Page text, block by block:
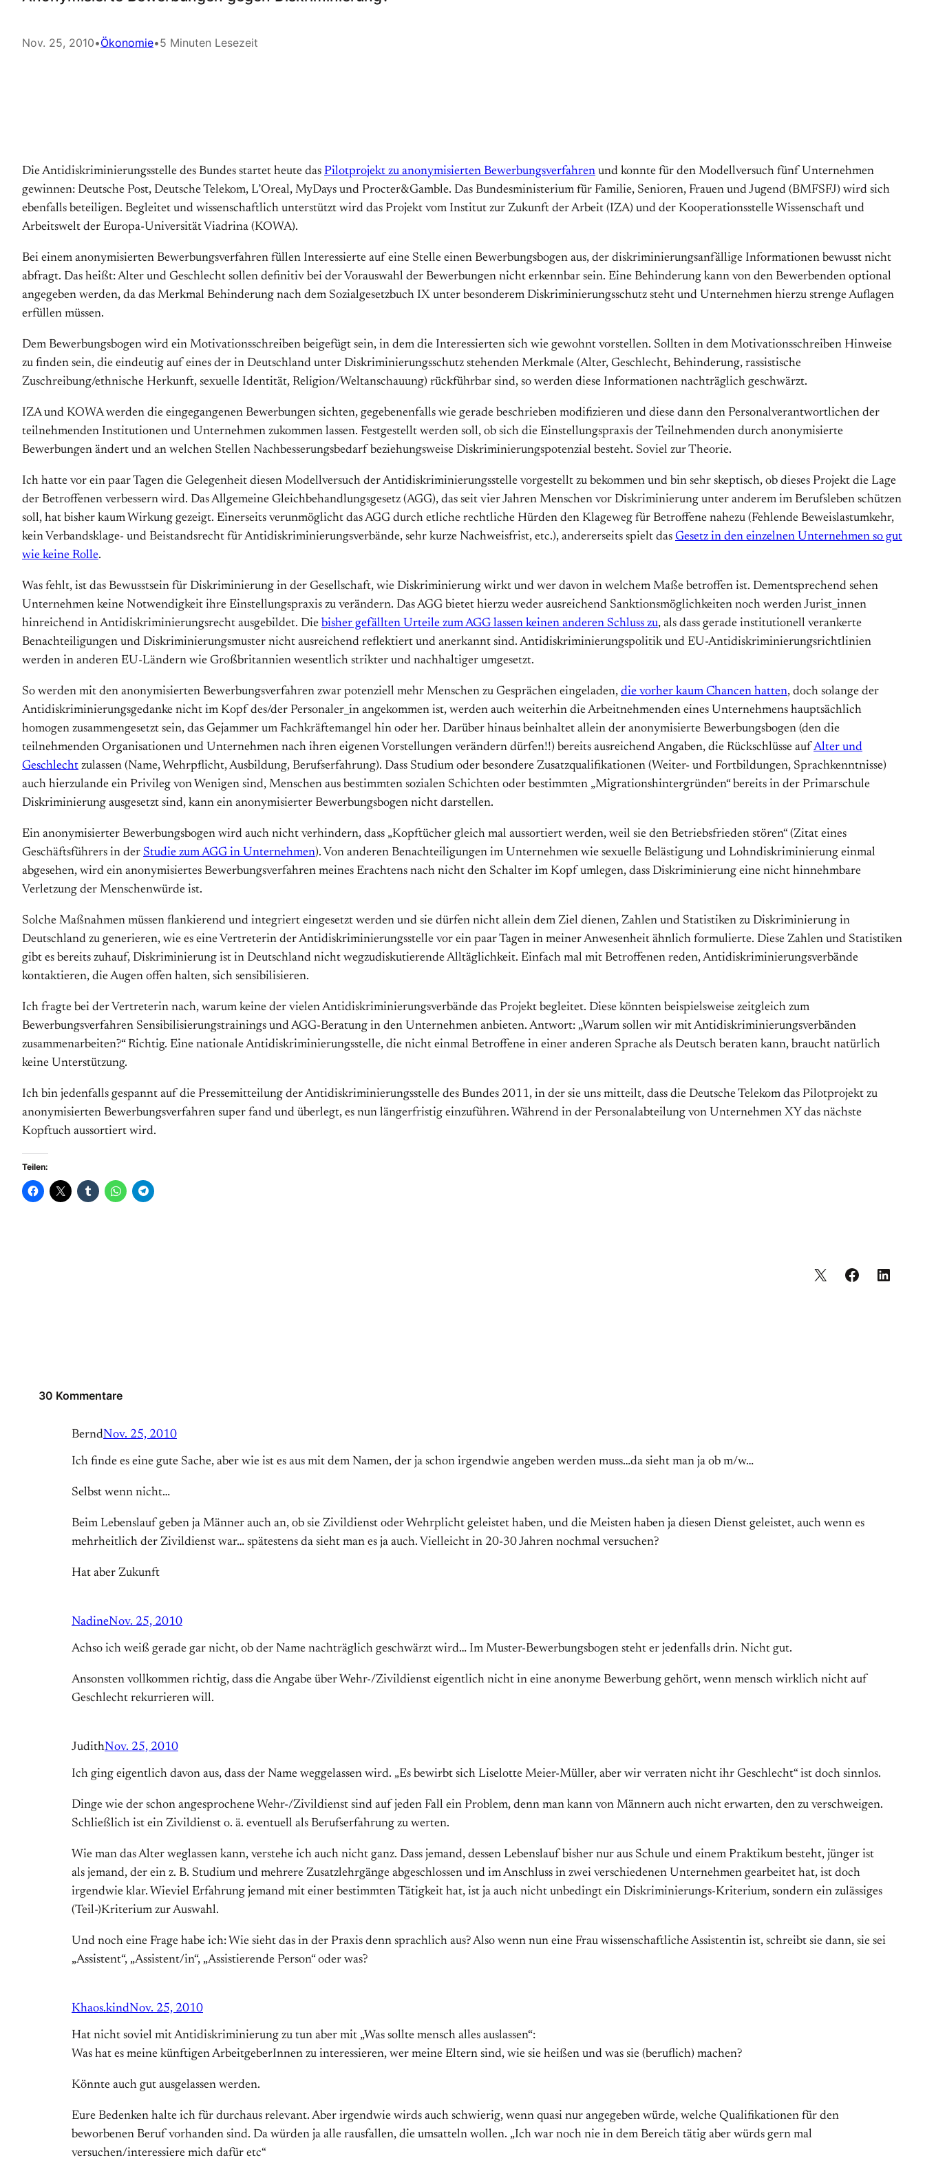
Nov. 25, 2010•Ökonomie•5 Minuten Lesezeit
Die Antidiskriminierungsstelle des Bundes startet heute das Pilotprojekt zu anonymisierten Bewerbungsverfahren und konnte für den Modellversuch fünf Unternehmen
gewinnen: Deutsche Post, Deutsche Telekom, L’Oreal, MyDays und Procter&Gamble. Das Bundesministerium für Familie, Senioren, Frauen und Jugend (BMFSFJ) wird sich
ebenfalls beteiligen. Begleitet und wissenschaftlich unterstützt wird das Projekt vom Institut zur Zukunft der Arbeit (IZA) und der Kooperationsstelle Wissenschaft und
Arbeitswelt der Europa-Universität Viadrina (KOWA).
Bei einem anonymisierten Bewerbungsverfahren füllen Interessierte auf eine Stelle einen Bewerbungsbogen aus, der diskriminierungsanfällige Informationen bewusst nicht
abfragt. Das heißt: Alter und Geschlecht sollen definitiv bei der Vorauswahl der Bewerbungen nicht erkennbar sein. Eine Behinderung kann von den Bewerbenden optional
angegeben werden, da das Merkmal Behinderung nach dem Sozialgesetzbuch IX unter besonderem Diskriminierungsschutz steht und Unternehmen hierzu strenge Auflagen
erfüllen müssen.
Dem Bewerbungsbogen wird ein Motivationsschreiben beigefügt sein, in dem die Interessierten sich wie gewohnt vorstellen. Sollten in dem Motivationsschreiben Hinweise
zu finden sein, die eindeutig auf eines der in Deutschland unter Diskriminierungsschutz stehenden Merkmale (Alter, Geschlecht, Behinderung, rassistische
Zuschreibung/ethnische Herkunft, sexuelle Identität, Religion/Weltanschauung) rückführbar sind, so werden diese Informationen nachträglich geschwärzt.
IZA und KOWA werden die eingegangenen Bewerbungen sichten, gegebenenfalls wie gerade beschrieben modifizieren und diese dann den Personalverantwortlichen der
teilnehmenden Institutionen und Unternehmen zukommen lassen. Festgestellt werden soll, ob sich die Einstellungspraxis der Teilnehmenden durch anonymisierte
Bewerbungen ändert und an welchen Stellen Nachbesserungsbedarf beziehungsweise Diskriminierungspotenzial besteht. Soviel zur Theorie.
Ich hatte vor ein paar Tagen die Gelegenheit diesen Modellversuch der Antidiskriminierungsstelle vorgestellt zu bekommen und bin sehr skeptisch, ob dieses Projekt die Lage
der Betroffenen verbessern wird. Das Allgemeine Gleichbehandlungsgesetz (AGG), das seit vier Jahren Menschen vor Diskriminierung unter anderem im Berufsleben schützen
soll, hat bisher kaum Wirkung gezeigt. Einerseits verunmöglicht das AGG durch etliche rechtliche Hürden den Klageweg für Betroffene nahezu (Fehlende Beweislastumkehr,
kein Verbandsklage- und Beistandsrecht für Antidiskriminierungsverbände, sehr kurze Nachweisfrist, etc.), andererseits spielt das Gesetz in den einzelnen Unternehmen so gut
wie keine Rolle.
Was fehlt, ist das Bewusstsein für Diskriminierung in der Gesellschaft, wie Diskriminierung wirkt und wer davon in welchem Maße betroffen ist. Dementsprechend sehen
Unternehmen keine Notwendigkeit ihre Einstellungspraxis zu verändern. Das AGG bietet hierzu weder ausreichend Sanktionsmöglichkeiten noch werden Jurist_innen
hinreichend in Antidiskriminierungsrecht ausgebildet. Die bisher gefällten Urteile zum AGG lassen keinen anderen Schluss zu, als dass gerade institutionell verankerte
Benachteiligungen und Diskriminierungsmuster nicht ausreichend reflektiert und anerkannt sind. Antidiskriminierungspolitik und EU-Antidiskriminierungsrichtlinien
werden in anderen EU-Ländern wie Großbritannien wesentlich strikter und nachhaltiger umgesetzt.
So werden mit den anonymisierten Bewerbungsverfahren zwar potenziell mehr Menschen zu Gesprächen eingeladen, die vorher kaum Chancen hatten, doch solange der
Antidiskriminierungsgedanke nicht im Kopf des/der Personaler_in angekommen ist, werden auch weiterhin die Arbeitnehmenden eines Unternehmens hauptsächlich
homogen zusammengesetzt sein, das Gejammer um Fachkräftemangel hin oder her. Darüber hinaus beinhaltet allein der anonymisierte Bewerbungsbogen (den die
teilnehmenden Organisationen und Unternehmen nach ihren eigenen Vorstellungen verändern dürfen!!) bereits ausreichend Angaben, die Rückschlüsse auf Alter und
Geschlecht zulassen (Name, Wehrpflicht, Ausbildung, Berufserfahrung). Dass Studium oder besondere Zusatzqualifikationen (Weiter- und Fortbildungen, Sprachkenntnisse)
auch hierzulande ein Privileg von Wenigen sind, Menschen aus bestimmten sozialen Schichten oder bestimmten „Migrationshintergründen“ bereits in der Primarschule
Diskriminierung ausgesetzt sind, kann ein anonymisierter Bewerbungsbogen nicht darstellen.
Ein anonymisierter Bewerbungsbogen wird auch nicht verhindern, dass „Kopftücher gleich mal aussortiert werden, weil sie den Betriebsfrieden stören“ (Zitat eines
Geschäftsführers in der Studie zum AGG in Unternehmen). Von anderen Benachteiligungen im Unternehmen wie sexuelle Belästigung und Lohndiskriminierung einmal
abgesehen, wird ein anonymisiertes Bewerbungsverfahren meines Erachtens nach nicht den Schalter im Kopf umlegen, dass Diskriminierung eine nicht hinnehmbare
Verletzung der Menschenwürde ist.
Solche Maßnahmen müssen flankierend und integriert eingesetzt werden und sie dürfen nicht allein dem Ziel dienen, Zahlen und Statistiken zu Diskriminierung in
Deutschland zu generieren, wie es eine Vertreterin der Antidiskriminierungsstelle vor ein paar Tagen in meiner Anwesenheit ähnlich formulierte. Diese Zahlen und Statistiken
gibt es bereits zuhauf, Diskriminierung ist in Deutschland nicht wegzudiskutierende Alltäglichkeit. Einfach mal mit Betroffenen reden, Antidiskriminierungsverbände
kontaktieren, die Augen offen halten, sich sensibilisieren.
Ich fragte bei der Vertreterin nach, warum keine der vielen Antidiskriminierungsverbände das Projekt begleitet. Diese könnten beispielsweise zeitgleich zum
Bewerbungsverfahren Sensibilisierungstrainings und AGG-Beratung in den Unternehmen anbieten. Antwort: „Warum sollen wir mit Antidiskriminierungsverbänden
zusammenarbeiten?“ Richtig. Eine nationale Antidiskriminierungsstelle, die nicht einmal Betroffene in einer anderen Sprache als Deutsch beraten kann, braucht natürlich
keine Unterstützung.
Ich bin jedenfalls gespannt auf die Pressemitteilung der Antidiskriminierungsstelle des Bundes 2011, in der sie uns mitteilt, dass die Deutsche Telekom das Pilotprojekt zu
anonymisierten Bewerbungsverfahren super fand und überlegt, es nun längerfristig einzuführen. Während in der Personalabteilung von Unternehmen XY das nächste
Kopftuch aussortiert wird.
Teilen:
30 Kommentare
BerndNov. 25, 2010
Ich finde es eine gute Sache, aber wie ist es aus mit dem Namen, der ja schon irgendwie angeben werden muss…da sieht man ja ob m/w…
Selbst wenn nicht…
Beim Lebenslauf geben ja Männer auch an, ob sie Zivildienst oder Wehrplicht geleistet haben, und die Meisten haben ja diesen Dienst geleistet, auch wenn es
mehrheitlich der Zivildienst war… spätestens da sieht man es ja auch. Vielleicht in 20-30 Jahren nochmal versuchen?
Hat aber Zukunft
NadineNov. 25, 2010
Achso ich weiß gerade gar nicht, ob der Name nachträglich geschwärzt wird… Im Muster-Bewerbungsbogen steht er jedenfalls drin. Nicht gut.
Ansonsten vollkommen richtig, dass die Angabe über Wehr-/Zivildienst eigentlich nicht in eine anonyme Bewerbung gehört, wenn mensch wirklich nicht auf
Geschlecht rekurrieren will.
JudithNov. 25, 2010
Ich ging eigentlich davon aus, dass der Name weggelassen wird. „Es bewirbt sich Liselotte Meier-Müller, aber wir verraten nicht ihr Geschlecht“ ist doch sinnlos.
Dinge wie der schon angesprochene Wehr-/Zivildienst sind auf jeden Fall ein Problem, denn man kann von Männern auch nicht erwarten, den zu verschweigen.
Schließlich ist ein Zivildienst o. ä. eventuell als Berufserfahrung zu werten.
Wie man das Alter weglassen kann, verstehe ich auch nicht ganz. Dass jemand, dessen Lebenslauf bisher nur aus Schule und einem Praktikum besteht, jünger ist
als jemand, der ein z. B. Studium und mehrere Zusatzlehrgänge abgeschlossen und im Anschluss in zwei verschiedenen Unternehmen gearbeitet hat, ist doch
irgendwie klar. Wieviel Erfahrung jemand mit einer bestimmten Tätigkeit hat, ist ja auch nicht unbedingt ein Diskriminierungs-Kriterium, sondern ein zulässiges
(Teil-)Kriterium zur Auswahl.
Und noch eine Frage habe ich: Wie sieht das in der Praxis denn sprachlich aus? Also wenn nun eine Frau wissenschaftliche Assistentin ist, schreibt sie dann, sie sei
„Assistent“, „Assistent/in“, „Assistierende Person“ oder was?
Khaos.kindNov. 25, 2010
Hat nicht soviel mit Antidiskriminierung zu tun aber mit „Was sollte mensch alles auslassen“:
Was hat es meine künftigen ArbeitgeberInnen zu interessieren, wer meine Eltern sind, wie sie heißen und was sie (beruflich) machen?
Könnte auch gut ausgelassen werden.
Eure Bedenken halte ich für durchaus relevant. Aber irgendwie wirds auch schwierig, wenn quasi nur angegeben würde, welche Qualifikationen für den
beworbenen Beruf vorhanden sind. Da würden ja alle rausfallen, die umsatteln wollen. „Ich war noch nie in dem Bereich tätig aber würds gern mal
versuchen/interessiere mich dafür etc“